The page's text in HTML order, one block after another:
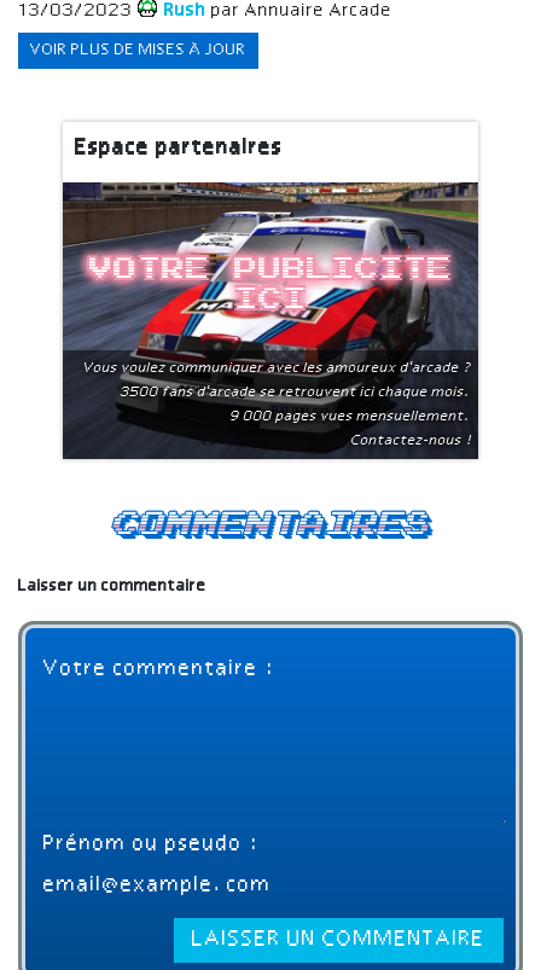
13/03/2023
Rush par Annuaire Arcade
VOIR PLUS DE MISES À JOUR
Espace partenaires
Votre publicite
ici
Vous voulez communiquer avec les amoureux d'arcade ?
3500 fans d'arcade se retrouvent ici chaque mois.
9 000 pages vues mensuellement.
Contactez-nous !
Commentaires
Laisser un commentaire